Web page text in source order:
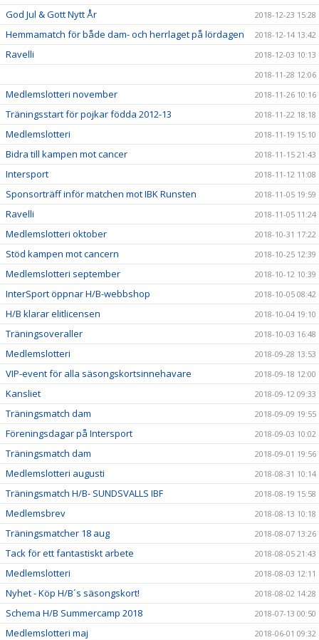
God Jul & Gott Nytt År
2018-12-23 15:28
Hemmamatch för både dam- och herrlaget på lördagen 2018-12-14 13:42
Ravelli
2018-12-03 10:13
2018-11-28 12:06
Medlemslotteri november 2018-11-26 10:16
Träningsstart för pojkar födda 2012-13 2018-11-22 18:18
Medlemslotteri 2018-11-19 15:10
Bidra till kampen mot cancer 2018-11-15 21:43
Intersport 2018-11-12 11:08
Sponsorträff inför matchen mot IBK Runsten 2018-11-05 19:59
Ravelli 2018-11-05 11:24
Medlemslotteri oktober 2018-10-31 17:22
Stöd kampen mot cancern 2018-10-25 12:39
Medlemslotteri september 2018-10-12 10:39
InterSport öppnar H/B-webbshop 2018-10-05 08:42
H/B klarar elitlicensen 2018-10-04 19:10
Träningsoveraller 2018-10-03 16:48
Medlemslotteri 2018-09-28 13:53
VIP-event för alla säsongskortsinnehavare 2018-09-18 12:00
Kansliet 2018-09-12 09:33
Träningsmatch dam 2018-09-09 19:55
Föreningsdagar på Intersport 2018-09-03 10:02
Träningsmatch dam 2018-09-01 19:56
Medlemslotteri augusti 2018-08-31 10:14
Träningsmatch H/B- SUNDSVALLS IBF 2018-08-19 15:58
Medlemsbrev 2018-08-13 10:18
Träningsmatcher 18 aug 2018-08-07 13:26
Tack för ett fantastiskt arbete 2018-08-05 21:43
Medlemslotteri 2018-08-03 12:11
Nyhet - Köp H/B´s säsongskort! 2018-08-02 14:28
Schema H/B Summercamp 2018 2018-07-13 00:50
Medlemslotteri maj 2018-06-01 09:32